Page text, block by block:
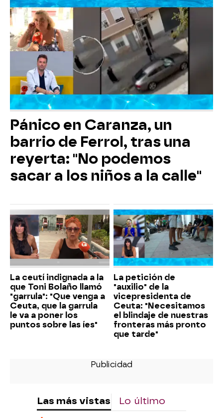
Pánico en Caranza, un
barrio de Ferrol, tras una
reyerta: "No podemos
sacar a los niños a la calle"
La ceutí indignada a la
que Toni Bolaño llamó
"garrula": "Que venga a
Ceuta, que la garrula
le va a poner los
puntos sobre las íes"
La petición de
"auxilio" de la
vicepresidenta de
Ceuta: "Necesitamos
el blindaje de nuestras
fronteras más pronto
que tarde"
Las más vistas Lo último